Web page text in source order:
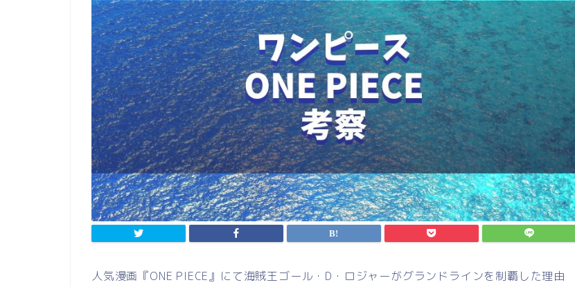
人気漫画『ONE PIECE』にて海賊王ゴール・D・ロジャーがグランドラインを制覇した理由